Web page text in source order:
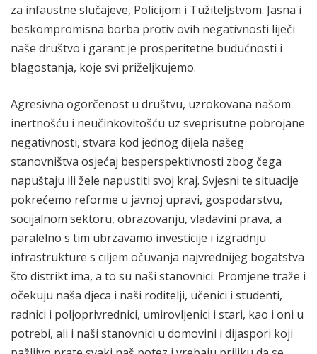
za infaustne slučajeve, Policijom i Tužiteljstvom. Jasna i
beskompromisna borba protiv ovih negativnosti liječi
naše društvo i garant je prosperitetne budućnosti i
blagostanja, koje svi priželjkujemo.
Agresivna ogorčenost u društvu, uzrokovana našom
inertnošću i neučinkovitošću uz sveprisutne pobrojane
negativnosti, stvara kod jednog dijela našeg
stanovništva osjećaj besperspektivnosti zbog čega
napuštaju ili žele napustiti svoj kraj. Svjesni te situacije
pokrećemo reforme u javnoj upravi, gospodarstvu,
socijalnom sektoru, obrazovanju, vladavini prava, a
paralelno s tim ubrzavamo investicije i izgradnju
infrastrukture s ciljem očuvanja najvrednijeg bogatstva
što distrikt ima, a to su naši stanovnici. Promjene traže i
očekuju naša djeca i naši roditelji, učenici i studenti,
radnici i poljoprivrednici, umirovljenici i stari, kao i oni u
potrebi, ali i naši stanovnici u domovini i dijaspori koji